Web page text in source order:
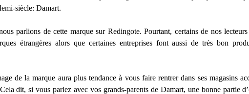
siècle: Damart.
parlions de cette marque sur Redingote. Pourtant, certains de nos
étrangères alors que certaines entreprises font aussi de très bon
de la marque aura plus tendance à vous faire rentrer dans ses magasins
dit, si vous parlez avec vos grands-parents de Damart, une bonne partie